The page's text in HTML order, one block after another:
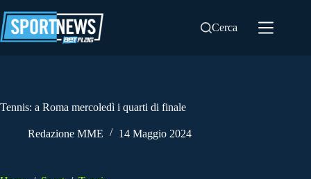
al
contenuto
Cerca
Tennis: a Roma mercoledì i quarti di finale
Redazione MME 14 Maggio 2024